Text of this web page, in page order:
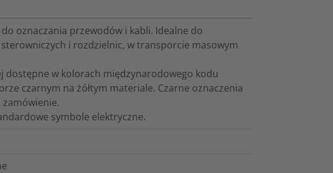
oznaczania przewodów i kabli. Idealne do
i rozdzielnic, w transporcie masowym
dostępne w kolorach międzynarodowego kodu
czarnym na żółtym materiale. Czarne oznaczenia
symbole elektryczne.